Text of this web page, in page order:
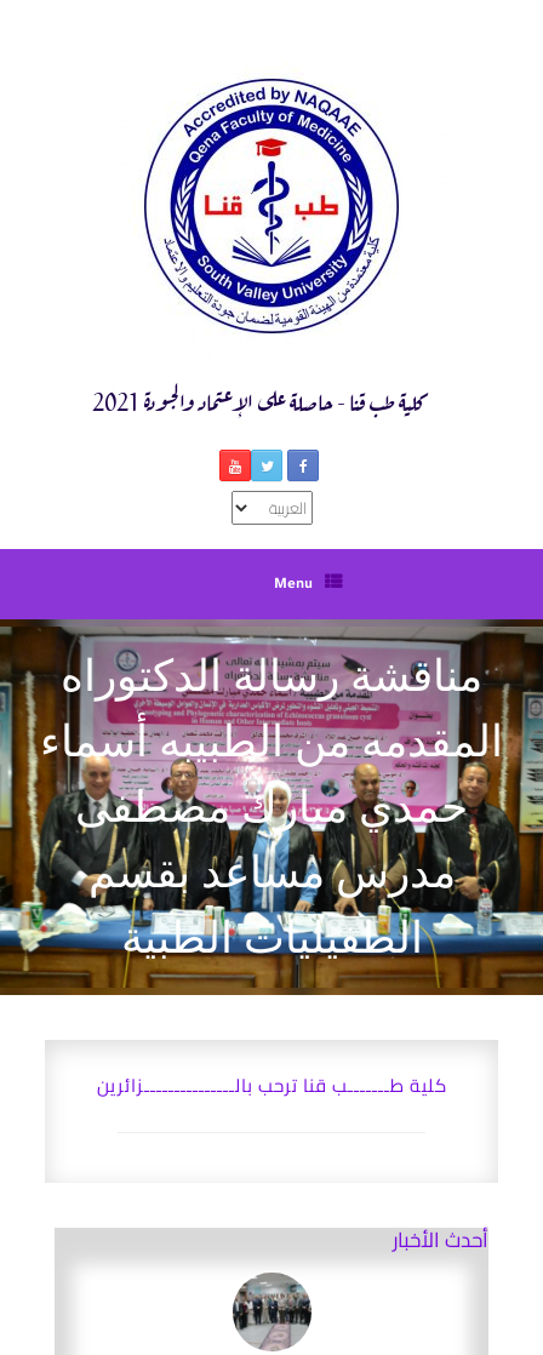
كلية طب قنا - حاصلة على الإعتماد والجودة 2021
اختر
لغة
Menu
مناقشة رسالة الدكتوراه
المقدمه من الطبيبه أسماء
حمدي مبارك مصطفى
مدرس مساعد بقسم
الطفيليات الطبية
كلية طـــــــب قنا ترحب بالـــــــــــــــزائرين
أحدث الأخبار